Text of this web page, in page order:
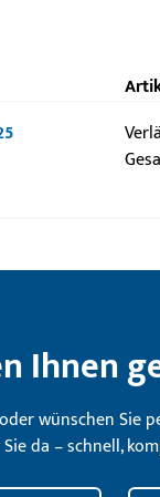
Ihnen
wünschen Sie
da – schnell,